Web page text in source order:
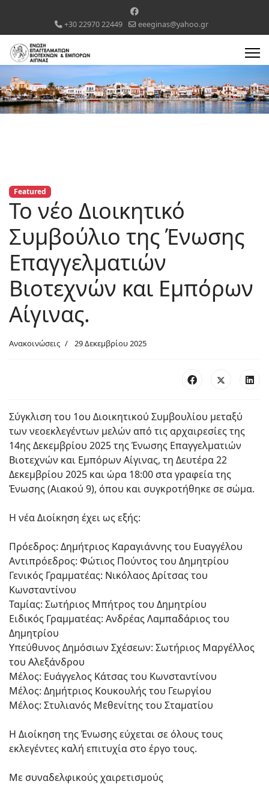
+30 22970 22449 eeeginas@yahoo.gr
Featured
Το νέο Διοικητικό
Συμβούλιο της Ένωσης
Επαγγελματιών
Βιοτεχνών και Εμπόρων
Αίγινας.
Ανακοινώσεις 29 Δεκεμβρίου 2025
Σύγκλιση του 1ου Διοικητικού Συμβουλίου μεταξύ
των νεοεκλεγέντων μελών από τις αρχαιρεσίες της
14ης Δεκεμβρίου 2025 της Ένωσης Επαγγελματιών
Βιοτεχνών και Εμπόρων Αίγινας, τη Δευτέρα 22
Δεκεμβρίου 2025 και ώρα 18:00 στα γραφεία της
Ένωσης (Αιακού 9), όπου και συγκροτήθηκε σε σώμα.
Η νέα Διοίκηση έχει ως εξής:
Πρόεδρος: Δημήτριος Καραγιάννης του Ευαγγέλου
Αντιπρόεδρος: Φώτιος Πούντος του Δημητρίου
Γενικός Γραμματέας: Νικόλαος Δρίτσας του
Κωνσταντίνου
Ταμίας: Σωτήριος Μπήτρος του Δημητρίου
Ειδικός Γραμματέας: Ανδρέας Λαμπαδάριος του
Δημητρίου
Υπεύθυνος Δημόσιων Σχέσεων: Σωτήριος Μαργέλλος
του Αλεξάνδρου
Μέλος: Ευάγγελος Κάτσας του Κωνσταντίνου
Μέλος: Δημήτριος Κουκουλής του Γεωργίου
Μέλος: Στυλιανός Μεθενίτης του Σταματίου
Η Διοίκηση της Ένωσης εύχεται σε όλους τους
εκλεγέντες καλή επιτυχία στο έργο τους.
Με συναδελφικούς χαιρετισμούς